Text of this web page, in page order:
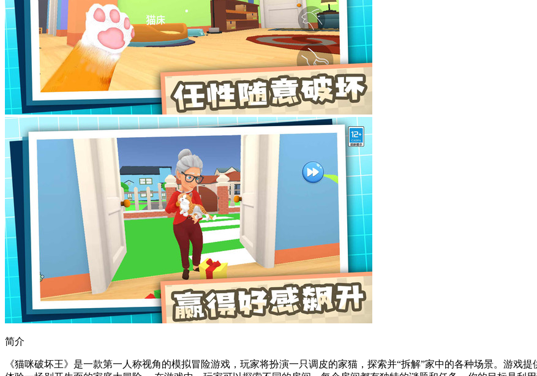
简介
《猫咪破坏王》是一款第一人称视角的模拟冒险游戏，玩家将扮演一只调皮的家猫，探索并“拆解”家中的各种场景。游戏